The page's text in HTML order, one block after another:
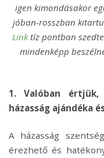
igen kimondásakor
jóban-rosszban
Linktíz pontban
mindenképp
1. Valóban
házasság ajándéka
A házasság
érezhető és